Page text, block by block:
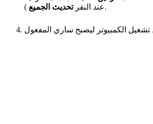
عند النقرتحديث الجميع ).